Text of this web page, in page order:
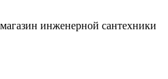
инженерной сантехники